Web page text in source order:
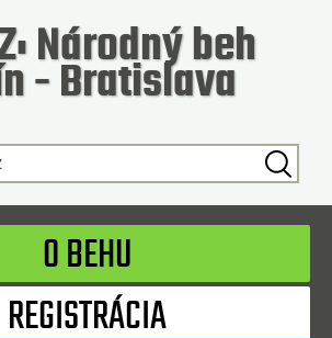
Národný beh
- Bratislava
O BEHU
REGISTRÁCIA